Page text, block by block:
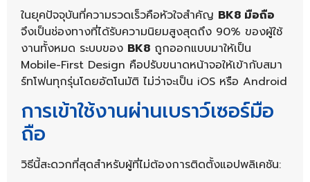
ในยุคปัจจุบันที่ความรวดเร็วคือหัวใจสำคัญ BK8 มือถือ
จึงเป็นช่องทางที่ได้รับความนิยมสูงสุดถึง 90% ของผู้ใช้
งานทั้งหมด ระบบของ BK8 ถูกออกแบบมาให้เป็น
Mobile-First Design คือปรับขนาดหน้าจอให้เข้ากับสมา
ร์ทโฟนทุกรุ่นโดยอัตโนมัติ ไม่ว่าจะเป็น iOS หรือ Android
การเข้าใช้งานผ่านเบราว์เซอร์มือ
ถือ
วิธีนี้สะดวกที่สุดสำหรับผู้ที่ไม่ต้องการติดตั้งแอปพลิเคชัน: